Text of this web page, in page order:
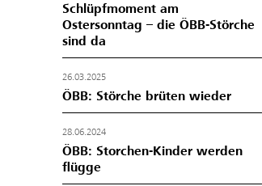
Schlüpfmoment am
Ostersonntag – die ÖBB-Störche
sind da
26.03.2025
ÖBB: Störche brüten wieder
28.06.2024
ÖBB: Storchen-Kinder werden
flügge